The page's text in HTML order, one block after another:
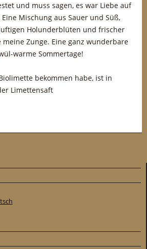
und muss sagen, es war Liebe auf
Mischung aus Sauer und Süß,
Holunderblüten und frischer
Zunge. Eine ganz wunderbare
warme Sommertage!
bekommen habe, ist in
Limettensaft